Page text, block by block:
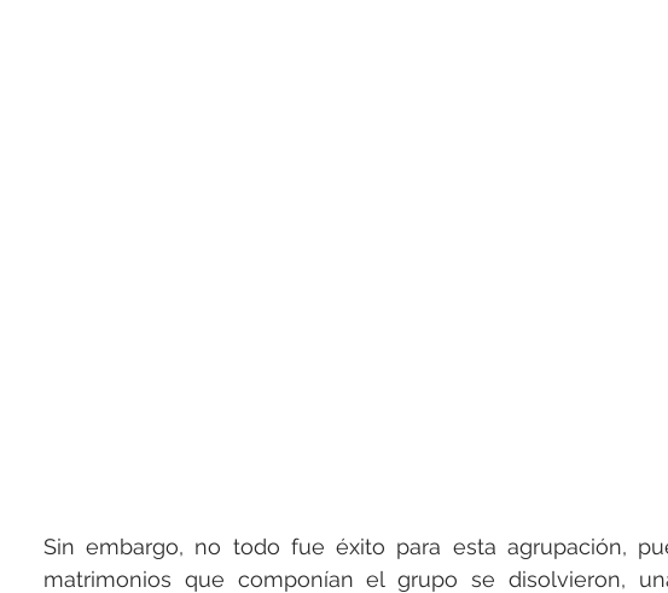
Sin embargo, no todo fue éxito para esta agrupación,
matrimonios que componían el grupo se disolvieron,